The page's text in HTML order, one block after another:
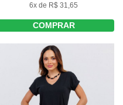
6x de R$ 31,65
COMPRAR